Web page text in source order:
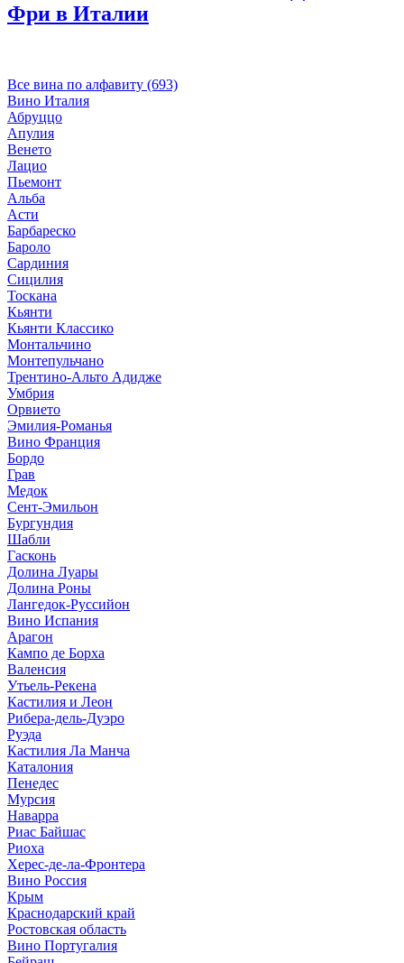
Фри в Италии
Все вина по алфавиту (693)
Вино Италия
Абруццо
Апулия
Венето
Лацио
Пьемонт
Альба
Асти
Барбареско
Бароло
Сардиния
Сицилия
Тоскана
Кьянти
Кьянти Классико
Монтальчино
Монтепульчано
Трентино-Альто Адидже
Умбрия
Орвието
Эмилия-Романья
Вино Франция
Бордо
Грав
Медок
Сент-Эмильон
Бургундия
Шабли
Гасконь
Долина Луары
Долина Роны
Лангедок-Руссийон
Вино Испания
Арагон
Кампо де Борха
Валенсия
Утьель-Рекена
Кастилия и Леон
Рибера-дель-Дуэро
Руэда
Кастилия Ла Манча
Каталония
Пенедес
Мурсия
Наварра
Риас Байшас
Риоха
Херес-де-ла-Фронтера
Вино Россия
Крым
Краснодарский край
Ростовская область
Вино Португалия